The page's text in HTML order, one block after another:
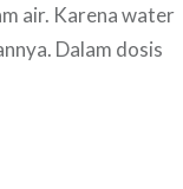
air. Karena water
Dalam dosis